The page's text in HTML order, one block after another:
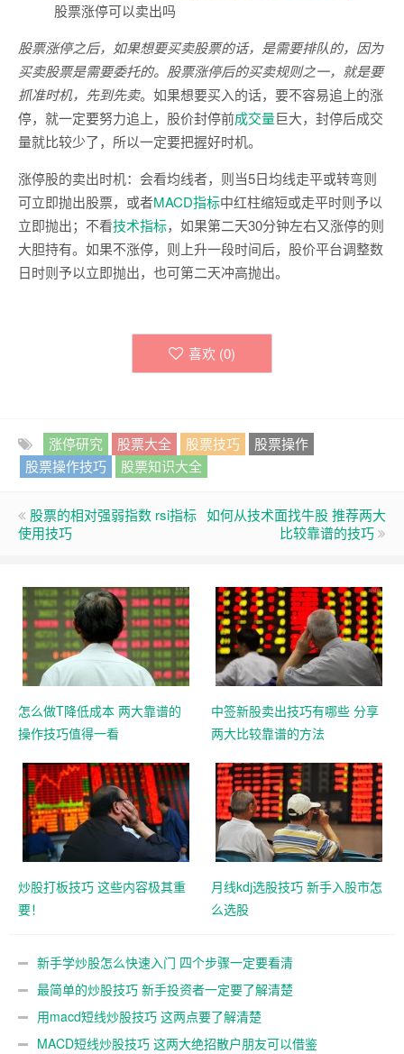
股票涨停可以卖出吗
股票涨停之后，如果想要买卖股票的话，是需要排队的，因为
买卖股票是需要委托的。股票涨停后的买卖规则之一，就是要
抓准时机，先到先卖。如果想要买入的话，要不容易追上的涨
停，就一定要努力追上，股价封停前成交量巨大，封停后成交
量就比较少了，所以一定要把握好时机。
涨停股的卖出时机：会看均线者，则当5日均线走平或转弯则
可立即抛出股票，或者MACD指标中红柱缩短或走平时则予以
立即抛出；不看技术指标，如果第二天30分钟左右又涨停的则
大胆持有。如果不涨停，则上升一段时间后，股价平台调整数
日时则予以立即抛出，也可第二天冲高抛出。
喜欢 (0)
涨停研究 股票大全 股票技巧
股票操作
股票操作技巧
股票知识大全
股票的相对强弱指数 rsi指标
使用技巧
如何从技术面找牛股 推荐两大
比较靠谱的技巧
怎么做T降低成本 两大靠谱的
操作技巧值得一看
中签新股卖出技巧有哪些 分享
两大比较靠谱的方法
炒股打板技巧 这些内容极其重
要！
月线kdj选股技巧 新手入股市怎
么选股
新手学炒股怎么快速入门 四个步骤一定要看清
最简单的炒股技巧 新手投资者一定要了解清楚
用macd短线炒股技巧 这两点要了解清楚
MACD短线炒股技巧 这两大绝招散户朋友可以借鉴